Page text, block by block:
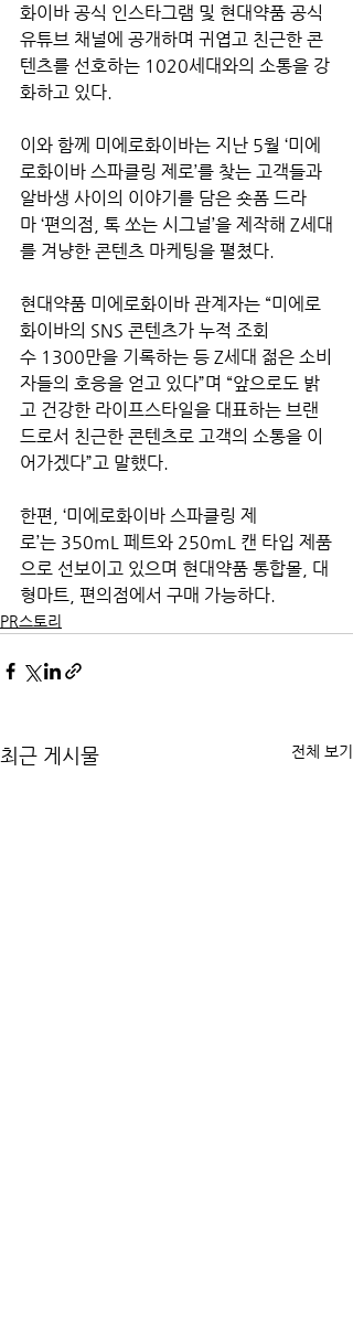
화이바 공식 인스타그램 및 현대약품 공식
유튜브 채널에 공개하며 귀엽고 친근한 콘
텐츠를 선호하는 1020세대와의 소통을 강
화하고 있다.
이와 함께 미에로화이바는 지난 5월 ‘미에
로화이바 스파클링 제로’를 찾는 고객들과
알바생 사이의 이야기를 담은 숏폼 드라
마 ‘편의점, 톡 쏘는 시그널’을 제작해 Z세대
를 겨냥한 콘텐츠 마케팅을 펼쳤다.
현대약품 미에로화이바 관계자는 “미에로
화이바의 SNS 콘텐츠가 누적 조회
수 1300만을 기록하는 등 Z세대 젊은 소비
자들의 호응을 얻고 있다”며 “앞으로도 밝
고 건강한 라이프스타일을 대표하는 브랜
드로서 친근한 콘텐츠로 고객의 소통을 이
어가겠다”고 말했다.
한편, ‘미에로화이바 스파클링 제
로’는 350mL 페트와 250mL 캔 타입 제품
으로 선보이고 있으며 현대약품 통합몰, 대
형마트, 편의점에서 구매 가능하다.
PR스토리
최근 게시물 전체 보기